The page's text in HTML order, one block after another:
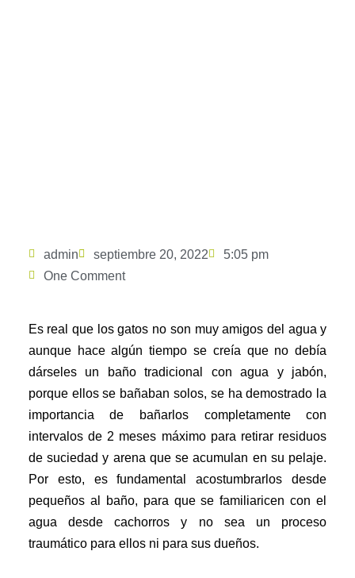
admin septiembre 20, 2022
5:05 pm
One Comment
Es real que los gatos no son muy amigos del agua y
aunque hace algún tiempo se creía que no debía
dárseles un baño tradicional con agua y jabón,
porque ellos se bañaban solos, se ha demostrado la
importancia de bañarlos completamente con
intervalos de 2 meses máximo para retirar residuos
de suciedad y arena que se acumulan en su pelaje.
Por esto, es fundamental acostumbrarlos desde
pequeños al baño, para que se familiaricen con el
agua desde cachorros y no sea un proceso
traumático para ellos ni para sus dueños.